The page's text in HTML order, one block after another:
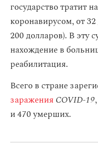
государство тратит
коронавирусом, от
200 долларов). В эту
нахождение в
реабилитация.
Всего в стране
заражения COVID-19
и 470 умерших.